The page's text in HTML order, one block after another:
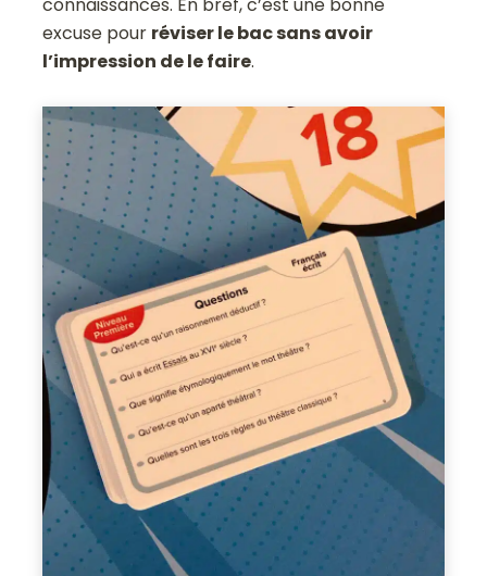
excuse pour réviser le bac sans avoir
l’impression de le faire.